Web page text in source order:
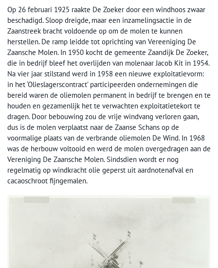
Op 26 februari 1925 raakte De Zoeker door een windhoos zwaar
beschadigd. Sloop dreigde, maar een inzamelingsactie in de
Zaanstreek bracht voldoende op om de molen te kunnen
herstellen. De ramp leidde tot oprichting van Vereeniging De
Zaansche Molen. In 1950 kocht de gemeente Zaandijk De Zoeker,
die in bedrijf bleef het overlijden van molenaar Jacob Kit in 1954.
Na vier jaar stilstand werd in 1958 een nieuwe exploitatievorm:
in het ‘Olieslagerscontract’ participeerden ondernemingen die
bereid waren de oliemolen permanent in bedrijf te brengen en te
houden en gezamenlijk het te verwachten exploitatietekort te
dragen. Door bebouwing zou de vrije windvang verloren gaan,
dus is de molen verplaatst naar de Zaanse Schans op de
voormalige plaats van de verbrande oliemolen De Wind. In 1968
was de herbouw voltooid en werd de molen overgedragen aan de
Vereniging De Zaansche Molen. Sindsdien wordt er nog
regelmatig op windkracht olie geperst uit aardnotenafval en
cacaoschroot fijngemalen.